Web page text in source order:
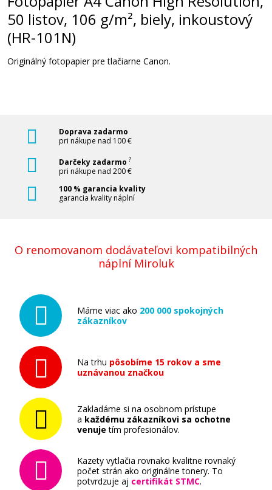
Fotopapier A4 HP Everyday Glossy, 25
8,90 €
Pridať do košíka
Fotopapier 10 x 15 cm, A4 Canon Variety Pack, 20
listov, lesklý a matný, biely, inkoustový (VP-101)
Pridať do košíka
Fotopapier A4 Brother Glossy photo, 20 listov,
260 g/m², lesklý, biely, inkoustový (BP71GA4)
50 listov, 106 g/m², biely, inkoustový
(HR-101N)
Originálný fotopapier pre tlačiarne Canon.
Doprava zadarmo
pri nákupe nad 100 €
Darčeky zadarmo ?
pri nákupe nad 200 €
100 % garancia kvality
garancia kvality náplní
O renomovanom dodávateľovi kompatibilných
náplní Miroluk
Máme viac ako 200 000 spokojných
zákazníkov
Na trhu pôsobíme 15 rokov a sme
uznávanou značkou
Zakladáme si na osobnom prístupe
a každému zákazníkovi sa ochotne
venuje tím profesionálov.
Kazety vytlačia rovnako kvalitne rovnaký
počet strán ako originálne tonery. To
potvrdzuje aj certifikát STMC.